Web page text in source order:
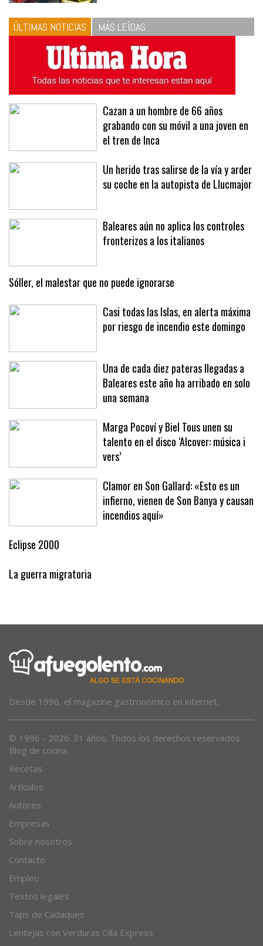
ÚLTIMAS NOTICIAS MÁS LEÍDAS
Cazan a un hombre de 66 años
grabando con su móvil a una joven en
el tren de Inca
Un herido tras salirse de la vía y arder
su coche en la autopista de Llucmajor
Baleares aún no aplica los controles
fronterizos a los italianos
Sóller, el malestar que no puede ignorarse
Casi todas las Islas, en alerta máxima
por riesgo de incendio este domingo
Una de cada diez pateras llegadas a
Baleares este año ha arribado en solo
una semana
Marga Pocoví y Biel Tous unen su
talento en el disco ‘Alcover: música i
vers’
Clamor en Son Gallard: «Esto es un
infierno, vienen de Son Banya y causan
incendios aquí»
Eclipse 2000
La guerra migratoria
Desde 1996, el magazine gastronómico en internet.
© 1996 - 2026. 31 años. Todos los derechos reservados.
Blog de cocina
Recetas
Artículos
Autores
Empresas
Sobre nosotros
Contacto
Empleo
Textos legales
Taps de Cadaques
Lentejas con Verduras Olla Express